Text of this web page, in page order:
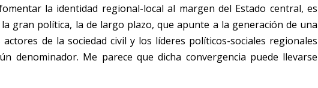
la identidad regional-local al margen del Estado central, es
gran política, la de largo plazo, que apunte a la generación de una
de la sociedad civil y los líderes políticos-sociales regionales
denominador. Me parece que dicha convergencia puede llevarse